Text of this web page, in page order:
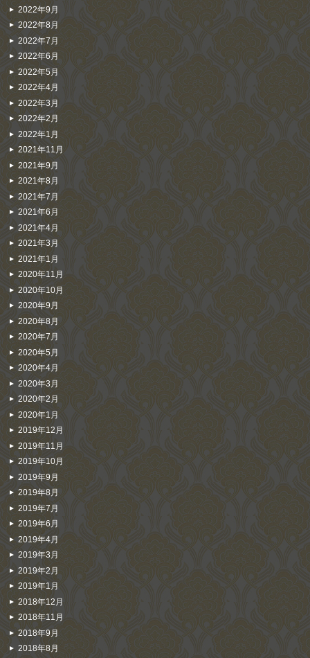
2022年9月
2022年8月
2022年7月
2022年6月
2022年5月
2022年4月
2022年3月
2022年2月
2022年1月
2021年11月
2021年9月
2021年8月
2021年7月
2021年6月
2021年4月
2021年3月
2021年1月
2020年11月
2020年10月
2020年9月
2020年8月
2020年7月
2020年5月
2020年4月
2020年3月
2020年2月
2020年1月
2019年12月
2019年11月
2019年10月
2019年9月
2019年8月
2019年7月
2019年6月
2019年4月
2019年3月
2019年2月
2019年1月
2018年12月
2018年11月
2018年9月
2018年8月